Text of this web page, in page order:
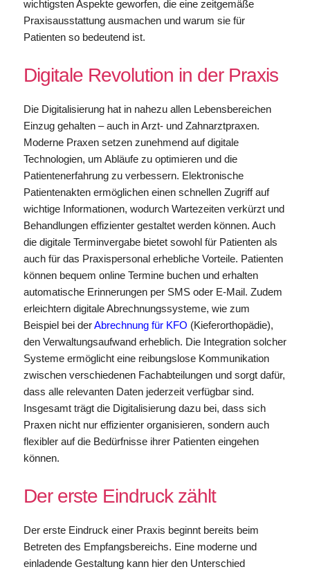
wichtigsten Aspekte geworfen, die eine zeitgemäße
Praxisausstattung ausmachen und warum sie für
Patienten so bedeutend ist.
Digitale Revolution in der Praxis
Die Digitalisierung hat in nahezu allen Lebensbereichen
Einzug gehalten – auch in Arzt- und Zahnarztpraxen.
Moderne Praxen setzen zunehmend auf digitale
Technologien, um Abläufe zu optimieren und die
Patientenerfahrung zu verbessern. Elektronische
Patientenakten ermöglichen einen schnellen Zugriff auf
wichtige Informationen, wodurch Wartezeiten verkürzt und
Behandlungen effizienter gestaltet werden können. Auch
die digitale Terminvergabe bietet sowohl für Patienten als
auch für das Praxispersonal erhebliche Vorteile. Patienten
können bequem online Termine buchen und erhalten
automatische Erinnerungen per SMS oder E-Mail. Zudem
erleichtern digitale Abrechnungssysteme, wie zum
Beispiel bei derAbrechnung für KFO (Kieferorthopädie),
den Verwaltungsaufwand erheblich. Die Integration solcher
Systeme ermöglicht eine reibungslose Kommunikation
zwischen verschiedenen Fachabteilungen und sorgt dafür,
dass alle relevanten Daten jederzeit verfügbar sind.
Insgesamt trägt die Digitalisierung dazu bei, dass sich
Praxen nicht nur effizienter organisieren, sondern auch
flexibler auf die Bedürfnisse ihrer Patienten eingehen
können.
Der erste Eindruck zählt
Der erste Eindruck einer Praxis beginnt bereits beim
Betreten des Empfangsbereichs. Eine moderne und
einladende Gestaltung kann hier den Unterschied